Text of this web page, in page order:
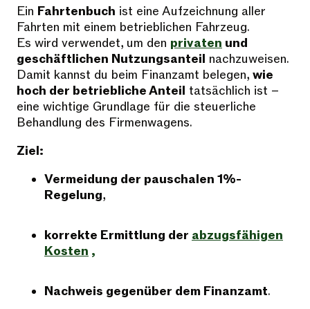
Ein Fahrtenbuch ist eine Aufzeichnung aller
Fahrten mit einem betrieblichen Fahrzeug.
Es wird verwendet, um den privaten und
geschäftlichen Nutzungsanteil nachzuweisen.
Damit kannst du beim Finanzamt belegen, wie
hoch der betriebliche Anteil tatsächlich ist –
eine wichtige Grundlage für die steuerliche
Behandlung des Firmenwagens.
Ziel:
Vermeidung der pauschalen 1%-
Regelung,
korrekte Ermittlung der abzugsfähigen
Kosten ,
Nachweis gegenüber dem Finanzamt.